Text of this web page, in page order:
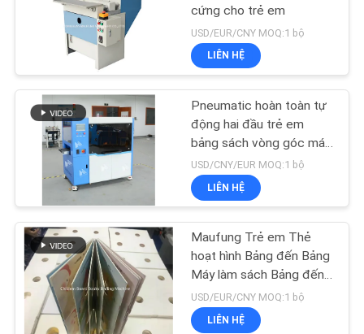
CHÍNH
SÁCH
BẢO
MẬT
máy buộc dây
máy khâu sách
cứng cho trẻ em
USD/EUR/CNY MOQ:1 bộ
LIÊN HỆ
Pneumatic hoàn toàn tự
động hai đầu trẻ em
bảng sách vòng góc máy
cắt chết MF-ACM380
USD/CNY/EUR MOQ:1 bộ
LIÊN HỆ
Maufung Trẻ em Thẻ
hoạt hình Bảng đến Bảng
Máy làm sách Bảng đến
Bảng Máy dán sách MF-
PF400
USD/EUR/CNY MOQ:1 bộ
LIÊN HỆ